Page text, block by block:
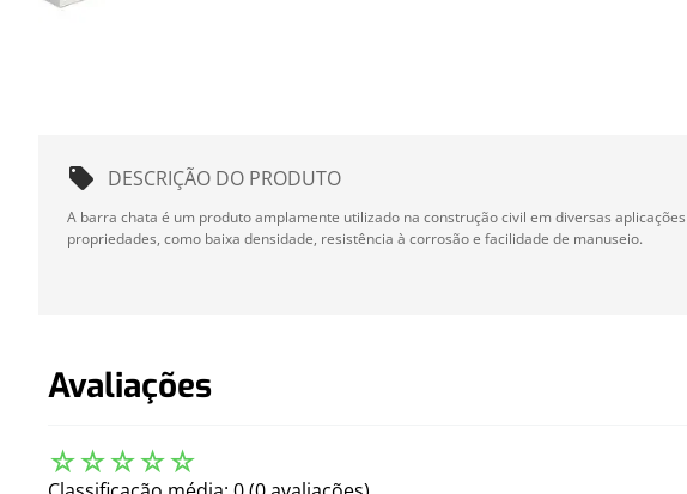
DESCRIÇÃO DO PRODUTO
A barra chata é um produto amplamente utilizado na construção civil em diversas
propriedades, como baixa densidade, resistência à corrosão e facilidade de manuseio.
Avaliações
☆☆☆☆☆